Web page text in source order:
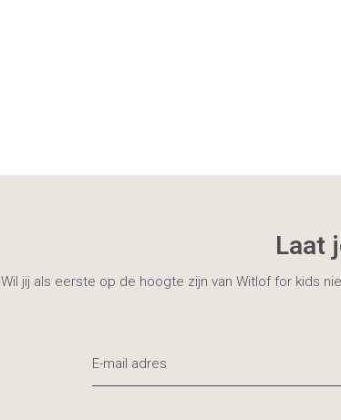
Laat
Wil jij als eerste op de hoogte zijn van Witlof for kids